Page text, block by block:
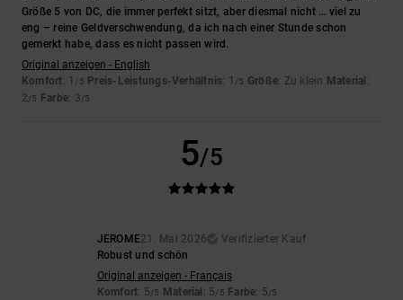
Größe 5 von DC, die immer perfekt sitzt, aber diesmal nicht … viel zu
eng – reine Geldverschwendung, da ich nach einer Stunde schon
gemerkt habe, dass es nicht passen wird.
Original anzeigen - English
Komfort: 1 /5 Preis-Leistungs-Verhältnis: 1 /5 Größe: Zu klein Material :
2/5 Farbe: 3/5
5/5
JEROME21. Mai 2026
Verifizierter Kauf
Robust und schön
Original anzeigen - Français
Komfort: 5/5 Material : 5/5 Farbe: 5/5